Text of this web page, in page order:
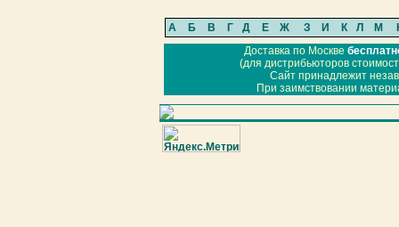
А Б В Г Д Е Ж З И К Л М
Доставка по Москве
(для дистрибьюторов
Сайт принадлежит
При заимствовании